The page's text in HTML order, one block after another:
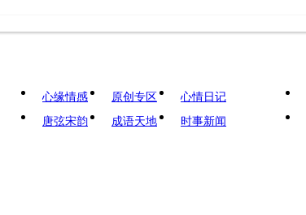
心缘情感 原创专区
心情日记
唐弦宋韵
成语天地 时事新闻